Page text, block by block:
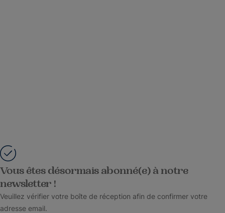
Vous êtes désormais abonné(e) à notre
newsletter !
Veuillez vérifier votre boîte de réception afin de confirmer votre
adresse email.